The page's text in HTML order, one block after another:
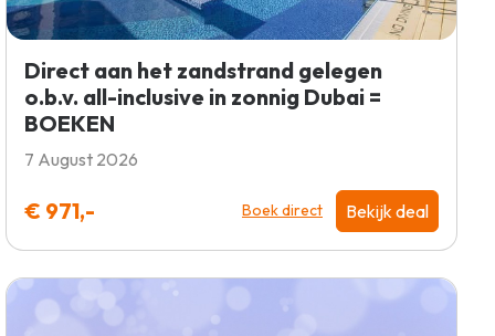
Direct aan het zandstrand gelegen
o.b.v. all-inclusive in zonnig Dubai =
BOEKEN
7 August 2026
€ 971,- Boek direct Bekijk deal